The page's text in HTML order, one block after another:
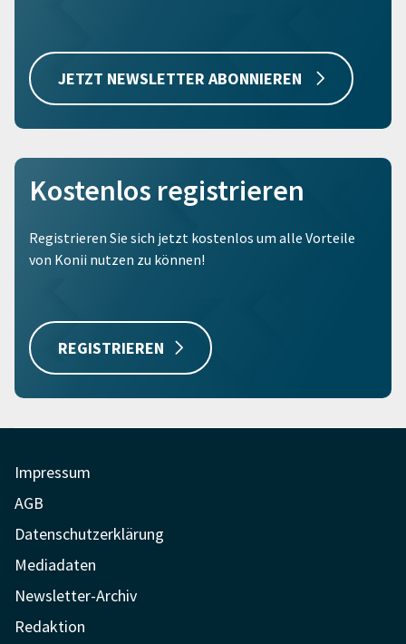
JETZT NEWSLETTER ABONNIEREN
Kostenlos registrieren
Registrieren Sie sich jetzt kostenlos um alle Vorteile
von Konii nutzen zu können!
REGISTRIEREN
Impressum
AGB
Datenschutzerklärung
Mediadaten
Newsletter-Archiv
Redaktion